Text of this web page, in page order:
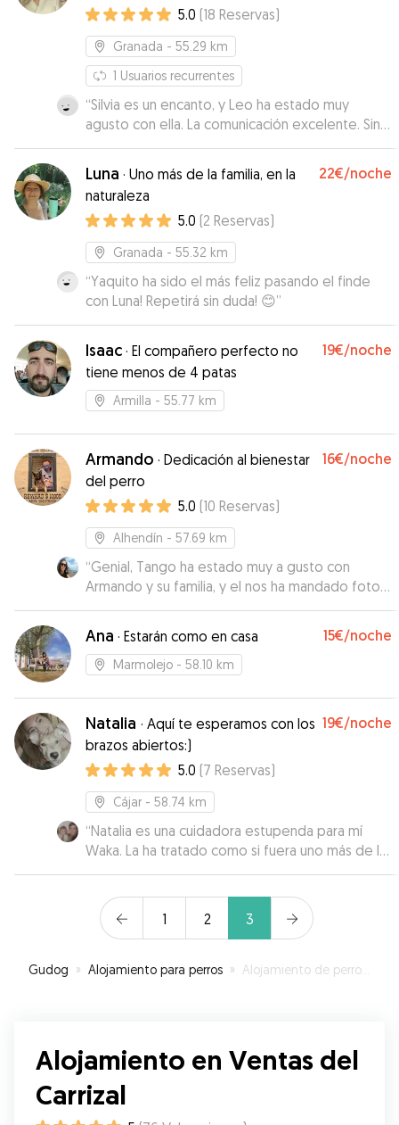
5.0 (18 Reservas)
Granada - 55.29 km
1 Usuarios recurrentes
“Silvia es un encanto, y Leo ha estado muy
agusto con ella. La comunicación excelente. Sin
duda, repetiremos! :)”
Luna · Uno más de la familia, en la
naturaleza
22€/noche
5.0 (2 Reservas)
Granada - 55.32 km
“Yaquito ha sido el más feliz pasando el finde
con Luna! Repetirá sin duda! 😊”
Isaac · El compañero perfecto no
tiene menos de 4 patas
19€/noche
Armilla - 55.77 km
Armando · Dedicación al bienestar
del perro
16€/noche
5.0 (10 Reservas)
Alhendín - 57.69 km
“Genial, Tango ha estado muy a gusto con
Armando y su familia, y el nos ha mandado fotos
y vídeos para que lo viéramos. Si volvemos por
la zona repetimos seguro. Gracias!
Ana · Estarán como en casa 15€/noche
Marmolejo - 58.10 km
Natalia · Aquí te esperamos con los
brazos abiertos:)
19€/noche
5.0 (7 Reservas)
Cájar - 58.74 km
“Natalia es una cuidadora estupenda para mí
Waka. La ha tratado como si fuera uno más de la
familia. Muchas gracias Natalia”
1 2 3
Gudog » Alojamiento para perros » Alojamiento de perros en Ventas del Carrizal
Alojamiento en Ventas del
Carrizal